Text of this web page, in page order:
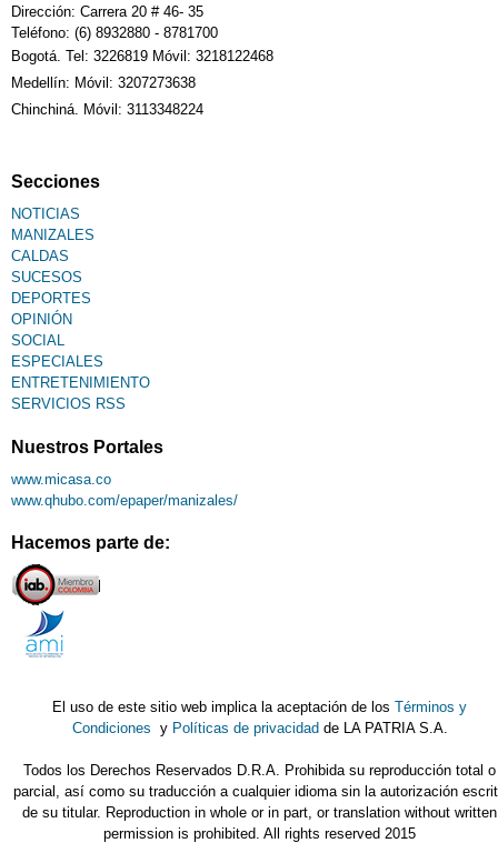
Dirección: Carrera 20 # 46- 35
Teléfono: (6) 8932880 - 8781700
Bogotá. Tel: 3226819 Móvil: 3218122468
Medellín: Móvil: 3207273638
Chinchiná. Móvil: 3113348224
Secciones
NOTICIAS
MANIZALES
CALDAS
SUCESOS
DEPORTES
OPINIÓN
SOCIAL
ESPECIALES
ENTRETENIMIENTO
SERVICIOS RSS
Nuestros Portales
www.micasa.co
www.qhubo.com/epaper/manizales/
Hacemos parte de:
El uso de este sitio web implica la aceptación de losTérminos y
Condiciones y Políticas de privacidad de LA PATRIA S.A.
Todos los Derechos Reservados D.R.A. Prohibida su reproducción total o
parcial, así como su traducción a cualquier idioma sin la autorización
de su titular. Reproduction in whole or in part, or translation without written
permission is prohibited. All rights reserved 2015